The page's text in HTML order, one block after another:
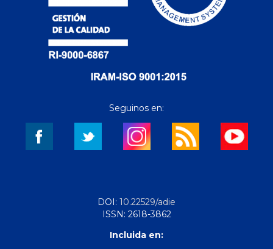
Seguinos en:
DOI: 10.22529/adie
ISSN: 2618-3862
Incluida en: